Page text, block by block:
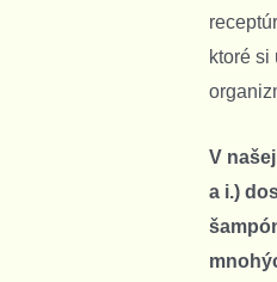
ktoré
V
a i.)